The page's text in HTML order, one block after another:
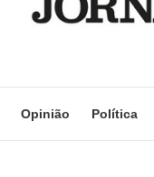
Opinião Política